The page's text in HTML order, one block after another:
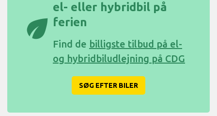
eco
el- eller hybridbil på
ferien
Find de billigste tilbud på el-
og hybridbiludlejning på CDG
SØG EFTER BILER